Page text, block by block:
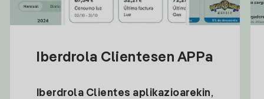
Iberdrola Clientesen APPa
Iberdrola Clientes aplikazioarekin,